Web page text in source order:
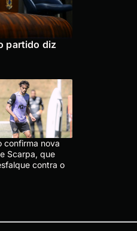
partido diz
confirma nova
Scarpa, que
contra o